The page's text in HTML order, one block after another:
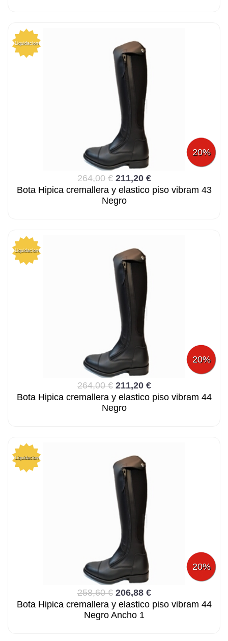
Liquidacion
20%
264,00 € 211,20 €
Bota Hipica cremallera y elastico piso vibram 43
Negro
Liquidacion
20%
264,00 € 211,20 €
Bota Hipica cremallera y elastico piso vibram 44
Negro
Liquidacion
20%
258,60 € 206,88 €
Bota Hipica cremallera y elastico piso vibram 44
Negro Ancho 1